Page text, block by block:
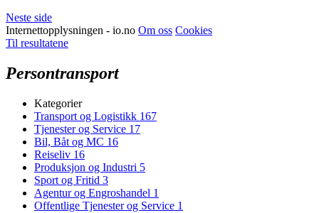
Neste side
Internettopplysningen - io.no Om oss Cookies
Til resultatene
Persontransport
Kategorier
Transport og Logistikk 167
Tjenester og Service 17
Bil, Båt og MC 16
Reiseliv 16
Produksjon og Industri 5
Sport og Fritid 3
Agentur og Engroshandel 1
Offentlige Tjenester og Service 1